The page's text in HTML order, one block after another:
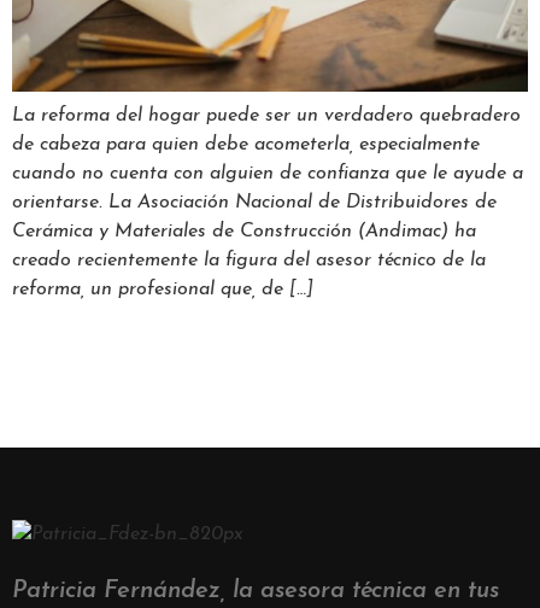
La reforma del hogar puede ser un verdadero quebradero
de cabeza para quien debe acometerla, especialmente
cuando no cuenta con alguien de confianza que le ayude a
orientarse. La Asociación Nacional de Distribuidores de
Cerámica y Materiales de Construcción (Andimac) ha
creado recientemente la figura del asesor técnico de la
reforma, un profesional que, de […]
Patricia Fernández, la asesora técnica en tus